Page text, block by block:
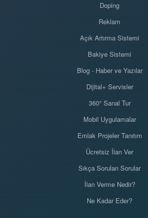
Doping
Reklam
Açık Artırma Sistemi
Bakiye Sistemi
Blog - Haber ve Yazılar
Dijital+ Servisler
360° Sanal Tur
Mobil Uygulamalar
Emlak Projeler Tanıtım
Ücretsiz İlan Ver
Sıkça Sorulan Sorular
İlan Verme Nedir?
Ne Kadar Eder?